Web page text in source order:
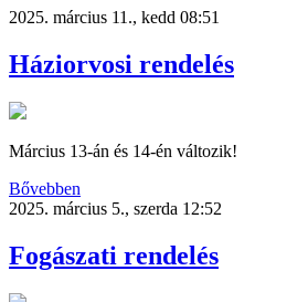
2025. március 11., kedd 08:51
Háziorvosi rendelés
Március 13-án és 14-én változik!
Bővebben
2025. március 5., szerda 12:52
Fogászati rendelés